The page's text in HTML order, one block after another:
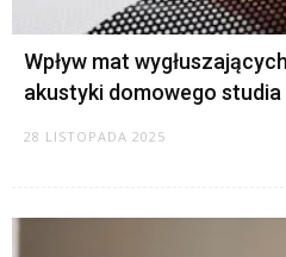
Wpływ mat
akustyki domowego
28 LISTOPADA 2025